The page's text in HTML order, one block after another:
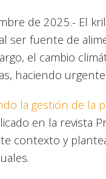
de 2025.- El
ser fuente de
el cambio
haciendo
la gestión de la
en la revista
contexto y